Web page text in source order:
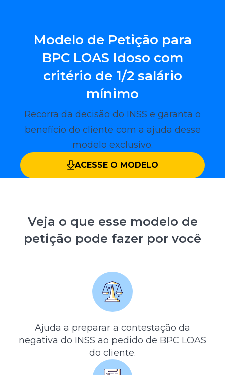
Modelo de Petição para
BPC LOAS Idoso com
critério de 1/2 salário
mínimo
Recorra da decisão do INSS e garanta o
benefício do cliente com a ajuda desse
modelo exclusivo.
ACESSE O MODELO
Veja o que esse modelo de
petição pode fazer por você
Ajuda a preparar a contestação da
negativa do INSS ao pedido de BPC LOAS
do cliente.